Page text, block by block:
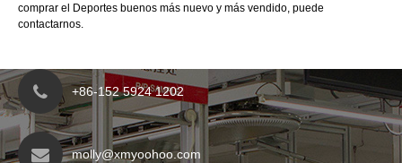
comprar el Deportes buenos más nuevo y más vendido, puede
contactarnos.
+86-152 5924 1202
molly@xmyoohoo.com